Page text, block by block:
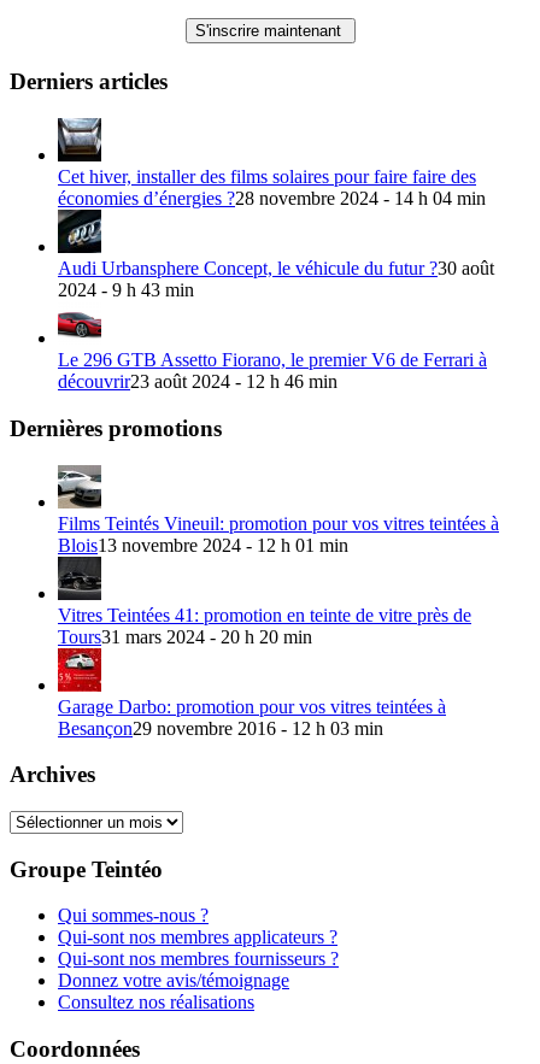
Derniers articles
Cet hiver, installer des films solaires pour faire faire des
économies d’énergies ?28 novembre 2024 - 14 h 04 min
Audi Urbansphere Concept, le véhicule du futur ?30 août
2024 - 9 h 43 min
Le 296 GTB Assetto Fiorano, le premier V6 de Ferrari à
découvrir23 août 2024 - 12 h 46 min
Dernières promotions
Films Teintés Vineuil: promotion pour vos vitres teintées à
Blois13 novembre 2024 - 12 h 01 min
Vitres Teintées 41: promotion en teinte de vitre près de
Tours31 mars 2024 - 20 h 20 min
Garage Darbo: promotion pour vos vitres teintées à
Besançon29 novembre 2016 - 12 h 03 min
Archives
Archives
Groupe Teintéo
Qui sommes-nous ?
Qui-sont nos membres applicateurs ?
Qui-sont nos membres fournisseurs ?
Donnez votre avis/témoignage
Consultez nos réalisations
Coordonnées